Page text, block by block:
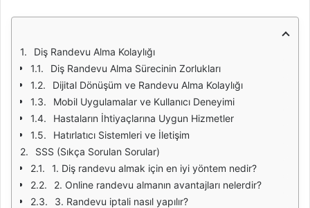
Diş Randevu Alma Kolaylığı
Diş Randevu Alma Sürecinin Zorlukları
Dijital Dönüşüm ve Randevu Alma Kolaylığı
Mobil Uygulamalar ve Kullanıcı Deneyimi
Hastaların İhtiyaçlarına Uygun Hizmetler
Hatırlatıcı Sistemleri ve İletişim
SSS (Sıkça Sorulan Sorular)
1. Diş randevu almak için en iyi yöntem nedir?
2. Online randevu almanın avantajları nelerdir?
3. Randevu iptali nasıl yapılır?